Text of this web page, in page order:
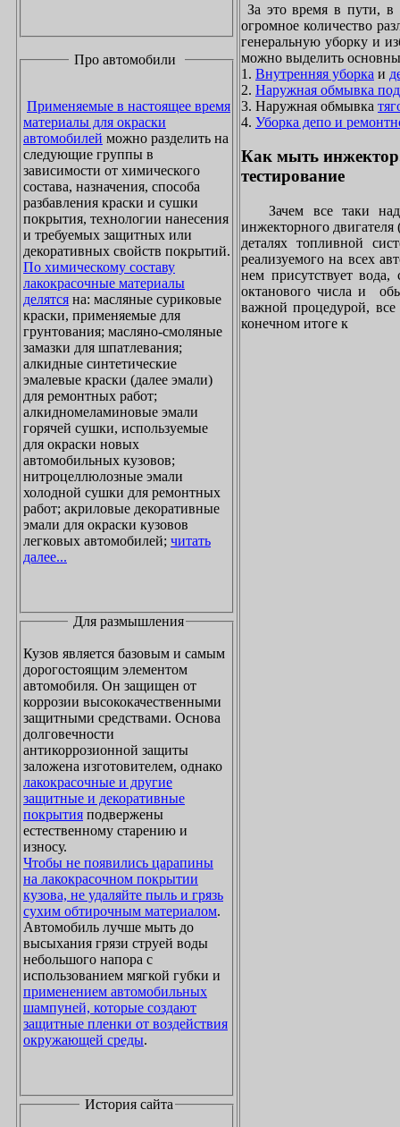
Про автомобили
Применяемые в настоящее время
материалы для окраски
автомобилей можно разделить на
следующие группы в
зависимости от химического
состава, назначения, способа
разбавления краски и сушки
покрытия, технологии нанесения
и требуемых защитных или
декоративных свойств покрытий.
По химическому составу
лакокрасочные материалы
делятся на: масляные суриковые
краски, применяемые для
грунтования; масляно-смоляные
замазки для шпатлевания;
алкидные синтетические
эмалевые краски (далее эмали)
для ремонтных работ;
алкидномеламиновые эмали
горячей сушки, используемые
для окраски новых
автомобильных кузовов;
нитроцеллюлозные эмали
холодной сушки для ремонтных
работ; акриловые декоративные
эмали для окраски кузовов
легковых автомобилей; читать
далее...
Для размышления
Кузов является базовым и самым
дорогостоящим элементом
автомобиля. Он защищен от
коррозии высококачественными
защитными средствами. Основа
долговечности
антикоррозионной защиты
заложена изготовителем, однако
лакокрасочные и другие
защитные и декоративные
покрытия подвержены
естественному старению и
износу.
Чтобы не появились царапины
на лакокрасочном покрытии
кузова, не удаляйте пыль и грязь
сухим обтирочным материалом.
Автомобиль лучше мыть до
высыхания грязи струей воды
небольшого напора с
использованием мягкой губки и
применением автомобильных
шампуней, которые создают
защитные пленки от воздействия
окружающей среды.
История сайта
За это время в пути,
огромное количество
генеральную уборку и
можно выделить
1. Внутренняя уборка и
2. Наружная обмывка
3. Наружная обмывка
4. Уборка депо и
Как мыть
тестирование
Зачем все таки
инжекторного
деталях топливной
реализуемого на всех
нем присутствует
октанового числа и
важной процедурой, все
конечном итоге к